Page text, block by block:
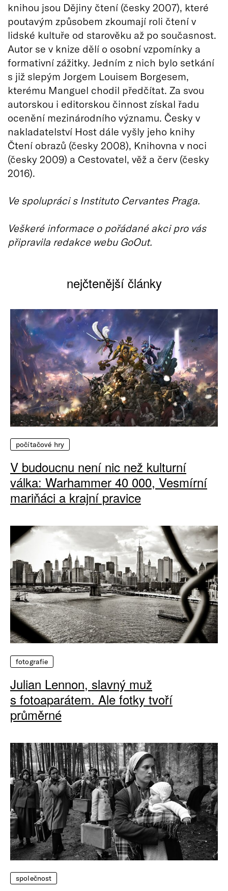
knihou jsou Dějiny čtení (česky 2007), které
poutavým způsobem zkoumají roli čtení v
lidské kultuře od starověku až po současnost.
Autor se v knize dělí o osobní vzpomínky a
formativní zážitky. Jedním z nich bylo setkání
s již slepým Jorgem Louisem Borgesem,
kterému Manguel chodil předčítat. Za svou
autorskou i editorskou činnost získal řadu
ocenění mezinárodního významu. Česky v
nakladatelství Host dále vyšly jeho knihy
Čtení obrazů (česky 2008), Knihovna v noci
(česky 2009) a Cestovatel, věž a červ (česky
2016).
Ve spolupráci s Instituto Cervantes Praga.
Veškeré informace o pořádané akci pro vás
připravila redakce webu GoOut.
nejčtenější články
počítačové hry
V budoucnu není nic než kulturní
válka: Warhammer 40 000, Vesmírní
mariňáci a krajní pravice
fotografie
Julian Lennon, slavný muž
s fotoaparátem. Ale fotky tvoří
průměrné
společnost